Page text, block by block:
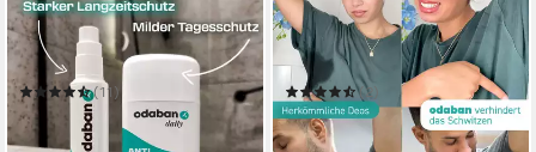
ODABAN
Deo-Set odaban®
Antitranspirant Set - Spray +
Deo Stick gegen Schwitzen
(11)
31,99 €
(106,63 €/ 100 ml)
ODABAN
Deo-Creme odaban
Antitranspirant GEL gegen
Schwitzen(2)
29,99 € UVP
34,99 €
(59,98 €/ 100 g)